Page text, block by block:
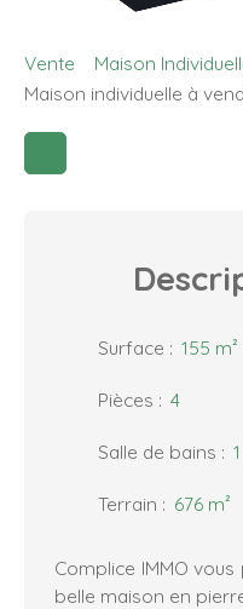
Vente Maison
Maison individuelle à
Surface : 155 m²
Pièces : 4
Salle de bains : 1
Terrain : 676 m²
Complice IMMO
belle maison en